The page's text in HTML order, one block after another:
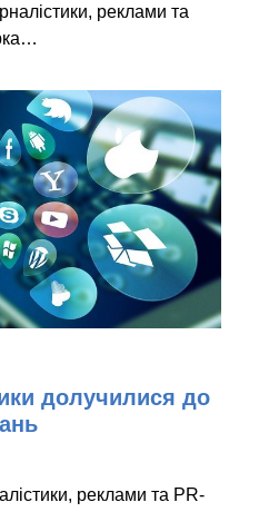
реклами та
долучилися до
реклами та PR-